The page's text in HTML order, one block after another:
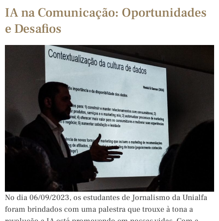
IA na Comunicação: Oportunidades
e Desafios
No dia 06/09/2023, os estudantes de Jornalismo da Unialfa
foram brindados com uma palestra que trouxe à tona a